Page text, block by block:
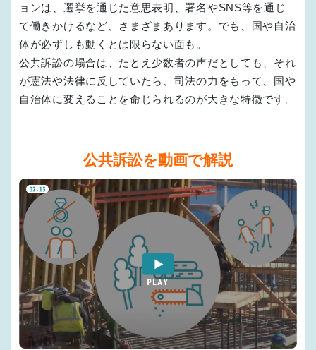
ョンは、選挙を通じた意思表明、署名やSNS等を通じ
て働きかけるなど、さまざまあります。でも、国や自治
体が必ずしも動くとは限らない面も。
公共訴訟の場合は、たとえ少数者の声だとしても、それ
が憲法や法律に反していたら、司法の力をもって、国や
自治体に変えることを命じられるのが大きな特徴です。
公共訴訟を動画で解説